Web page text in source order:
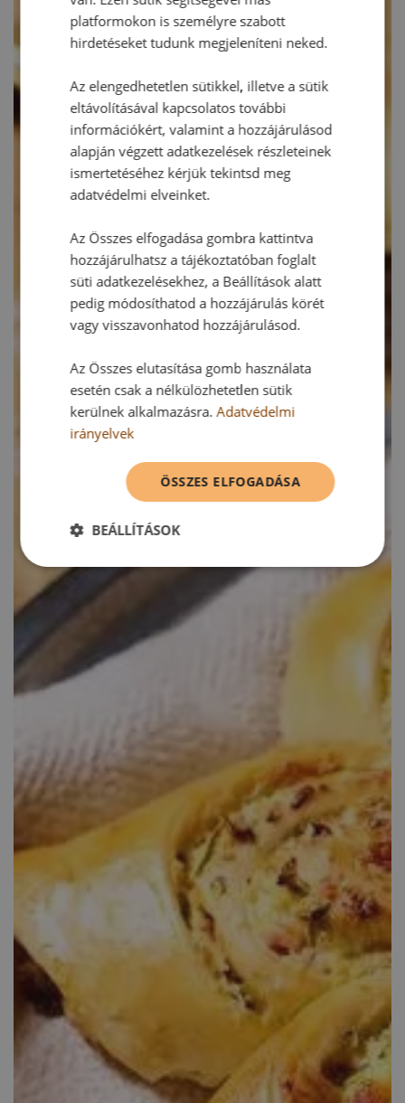
platformokon is személyre szabott
hirdetéseket tudunk megjeleníteni neked.
Az elengedhetetlen sütikkel, illetve a sütik
eltávolításával kapcsolatos további
információkért, valamint a hozzájárulásod
alapján végzett adatkezelések részleteinek
ismertetéséhez kérjük tekintsd meg
adatvédelmi elveinket.
Az Összes elfogadása gombra kattintva
hozzájárulhatsz a tájékoztatóban foglalt
süti adatkezelésekhez, a Beállítások alatt
pedig módosíthatod a hozzájárulás körét
vagy visszavonhatod hozzájárulásod.
Az Összes elutasítása gomb használata
esetén csak a nélkülözhetetlen sütik
kerülnek alkalmazásra.Adatvédelmi
irányelvek
ÖSSZES ELFOGADÁSA
BEÁLLÍTÁSOK